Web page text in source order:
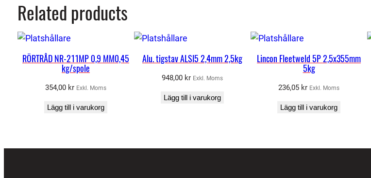
×
0
5
Related products
RÖRTRÅD NR-211MP 0,9 MM0,45
kg/spole
354,00 kr Exkl. Moms
Lägg till i varukorg
Alu. tigstav ALSI5 2,4mm 2,5kg
948,00 kr Exkl. Moms
Lägg till i varukorg
Lincon Fleetweld 5P 2,5x355mm
5kg
236,05 kr Exkl. Moms
Lägg till i varukorg